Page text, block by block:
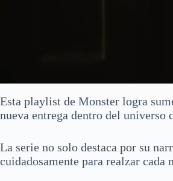
Esta playlist de Monster logra
nueva entrega dentro del universo
La serie no solo destaca por su
cuidadosamente para realzar cada